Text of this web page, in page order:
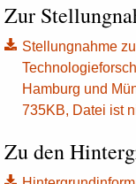
Zur
Stellungnahme
Hamburg und
735KB, Datei ist
Zu den